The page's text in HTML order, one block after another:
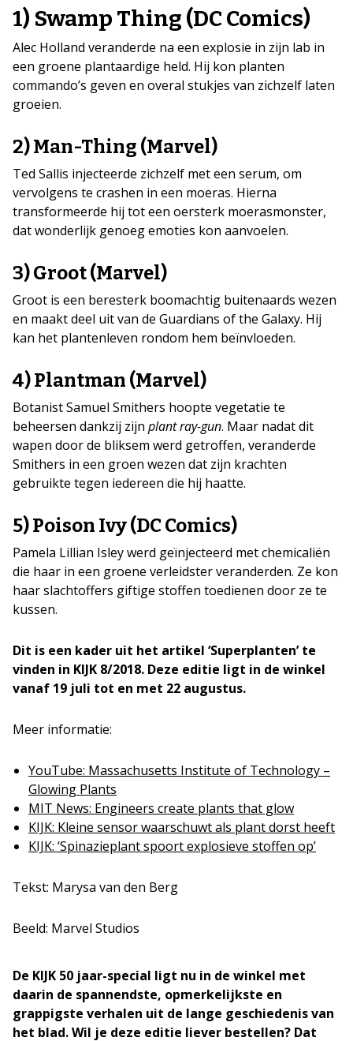
1) Swamp Thing (DC Comics)
Alec Holland veranderde na een explosie in zijn lab in
een groene plantaardige held. Hij kon planten
commando’s geven en overal stukjes van zichzelf laten
groeien.
2) Man-Thing (Marvel)
Ted Sallis injecteerde zichzelf met een serum, om
vervolgens te crashen in een moeras. Hierna
transformeerde hij tot een oersterk moerasmonster,
dat wonderlijk genoeg emoties kon aanvoelen.
3) Groot (Marvel)
Groot is een beresterk boomachtig buitenaards wezen
en maakt deel uit van de Guardians of the Galaxy. Hij
kan het plantenleven rondom hem beïnvloeden.
4) Plantman (Marvel)
Botanist Samuel Smithers hoopte vegetatie te
beheersen dankzij zijn plant ray-gun. Maar nadat dit
wapen door de bliksem werd getroffen, veranderde
Smithers in een groen wezen dat zijn krachten
gebruikte tegen iedereen die hij haatte.
5) Poison Ivy (DC Comics)
Pamela Lillian Isley werd geïnjecteerd met chemicaliën
die haar in een groene verleidster veranderden. Ze kon
haar slachtoffers giftige stoffen toedienen door ze te
kussen.
Dit is een kader uit het artikel ‘Superplanten’ te
vinden in KIJK 8/2018. Deze editie ligt in de winkel
vanaf 19 juli tot en met 22 augustus.
Meer informatie:
YouTube: Massachusetts Institute of Technology –
Glowing Plants
MIT News: Engineers create plants that glow
KIJK: Kleine sensor waarschuwt als plant dorst heeft
KIJK: ‘Spinazieplant spoort explosieve stoffen op’
Tekst: Marysa van den Berg
Beeld: Marvel Studios
De KIJK 50 jaar-special ligt nu in de winkel met
daarin de spannendste, opmerkelijkste en
grappigste verhalen uit de lange geschiedenis van
het blad. Wil je deze editie liever bestellen? Dat